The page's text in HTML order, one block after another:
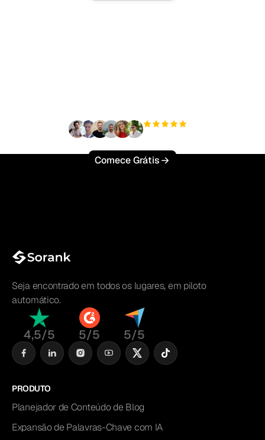
Comece Grátis
Seja encontrado em todos os lugares, em piloto
automático.
4,5/5 5/5 5/5
PRODUTO
Planejador de Conteúdo de Blog
Expansão de Palavras-Chave com IA